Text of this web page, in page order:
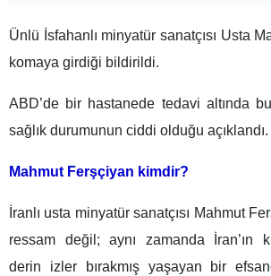
Ünlü İsfahanlı minyatür sanatçısı Usta
komaya girdiği bildirildi.
ABD’de bir hastanede tedavi altında
sağlık durumunun ciddi olduğu açıklandı.
Mahmut Ferşçiyan kimdir?
İranlı usta minyatür sanatçısı Mahmut
ressam değil; aynı zamanda İran’ın
derin izler bırakmış yaşayan bir